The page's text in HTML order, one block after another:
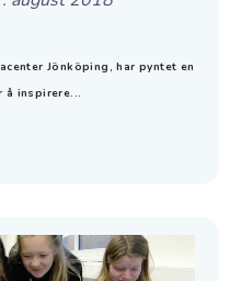
Jönköping, har pyntet en
å inspirere...